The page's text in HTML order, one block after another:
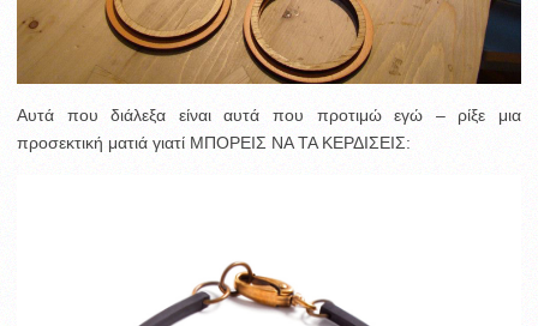
Αυτά που διάλεξα είναι αυτά που προτιμώ εγώ – ρίξε μια
προσεκτική ματιά γιατί ΜΠΟΡΕΙΣ ΝΑ ΤΑ ΚΕΡΔΙΣΕΙΣ: